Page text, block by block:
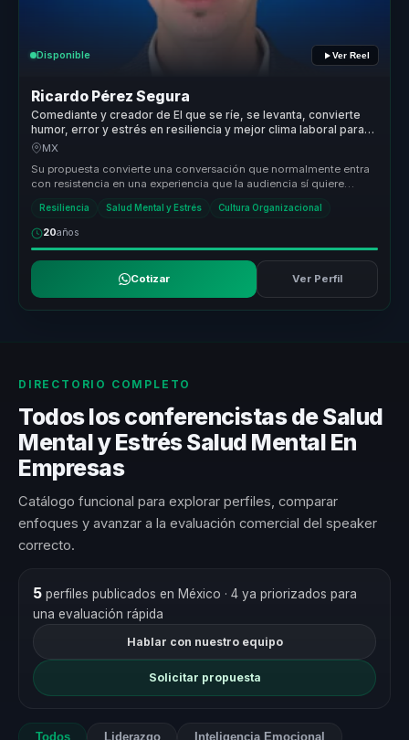
Disponible Ver Reel
Ricardo Pérez Segura
Comediante y creador de El que se ríe, se levanta, convierte
humor, error y estrés en resiliencia y mejor clima laboral para
equipos.
MX
Su propuesta convierte una conversación que normalmente entra
con resistencia en una experiencia que la audiencia sí quiere
Resiliencia Salud Mental y Estrés Cultura Organizacional
20años
Cotizar Ver Perfil
DIRECTORIO COMPLETO
Todos los conferencistas de Salud
Mental y Estrés Salud Mental En
Empresas
Catálogo funcional para explorar perfiles, comparar
enfoques y avanzar a la evaluación comercial del speaker
correcto.
5perfiles publicados en México · 4 ya priorizados para
una evaluación rápida
Hablar con nuestro equipo
Solicitar propuesta
Todos Liderazgo Inteligencia Emocional